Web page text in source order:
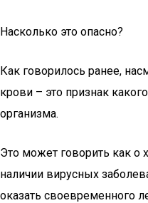
Насколько это опасно?
Как говорилось ранее,
крови – это признак
организма.
Это может говорить как о
наличии вирусных
оказать своевременного